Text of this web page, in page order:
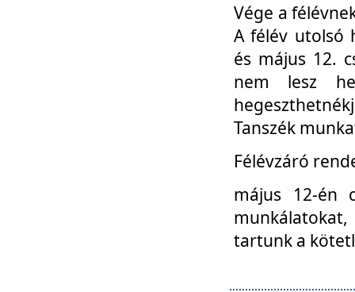
Vége a
A félév utolsó
és május 12.
nem lesz
Tanszék
Félévzáró
május 12-én
tartunk a